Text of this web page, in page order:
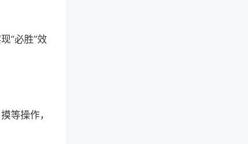
“必胜”效
等操作，